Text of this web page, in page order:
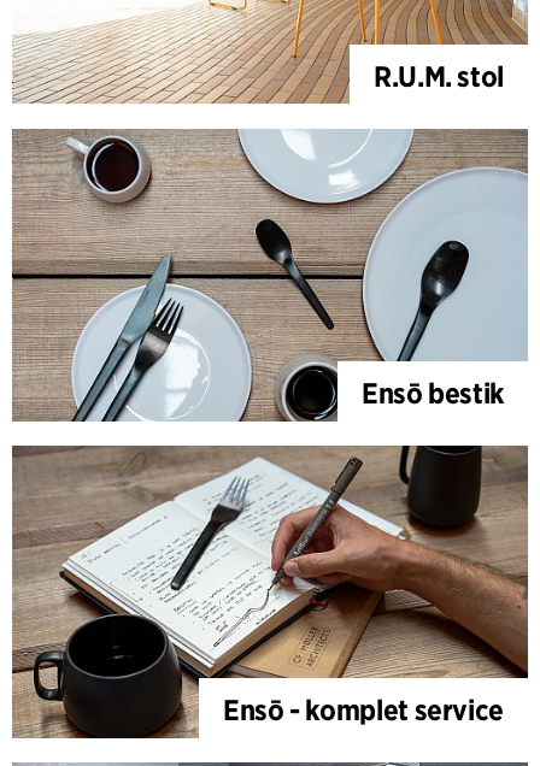
R.U.M. stol
Ensō bestik
Ensō - komplet service